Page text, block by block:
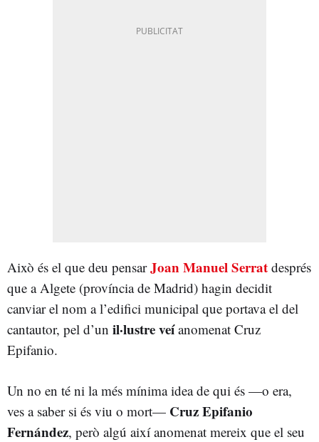
Això és el que deu pensarJoan Manuel Serrat després
que a Algete (província de Madrid) hagin decidit
canviar el nom a l’edifici municipal que portava el del
cantautor, pel d’un il·lustre veíanomenat Cruz
Epifanio.
Un no en té ni la més mínima idea de qui és —o era,
ves a saber si és viu o mort— Cruz Epifanio
Fernández, però algú així anomenat mereix que el seu